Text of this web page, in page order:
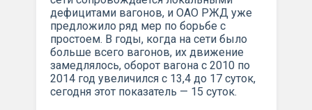
дефицитами вагонов, и ОАО РЖД уже
предложило ряд мер по борьбе с
простоем. В годы, когда на сети было
больше всего вагонов, их движение
замедлялось, оборот вагона с 2010 по
2014 год увеличился с 13,4 до 17 суток,
сегодня этот показатель — 15 суток.